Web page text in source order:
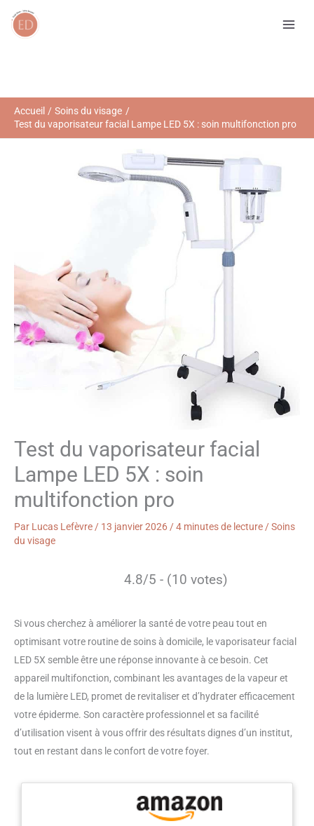
Accueil
Soins du visage
Test du vaporisateur facial Lampe LED 5X : soin multifonction pro
Test du vaporisateur facial
Lampe LED 5X : soin
multifonction pro
Par Lucas Lefèvre / 13 janvier 2026 /4 minutes de lecture /Soins
du visage
4.8/5 - (10 votes)
Si vous cherchez à améliorer la santé de votre peau tout en
optimisant votre routine de soins à domicile, le vaporisateur facial
LED 5X semble être une réponse innovante à ce besoin. Cet
appareil multifonction, combinant les avantages de la vapeur et
de la lumière LED, promet de revitaliser et d’hydrater efficacement
votre épiderme. Son caractère professionnel et sa facilité
d’utilisation visent à vous offrir des résultats dignes d’un institut,
tout en restant dans le confort de votre foyer.
R
e
r
c